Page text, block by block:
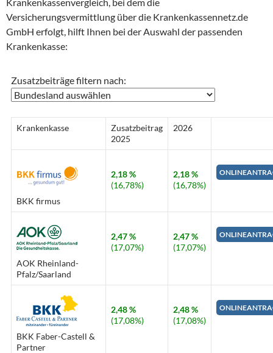
Versicherungsvermittlung über die Krankenkassennetz.de
GmbH erfolgt, hilft Ihnen bei der Auswahl der passenden
Krankenkasse:
Zusatzbeiträge filtern nach:
Krankenkasse
Zusatzbeitrag
2025
2026
BKK firmus
2,18 %
(16,78%)
2,18 %
(16,78%)
AOK Rheinland-
Pfalz/Saarland
2,47 %
(17,07%)
2,47 %
(17,07%)
BKK Faber-Castell &
Partner
2,48 %
(17,08%)
2,48 %
(17,08%)